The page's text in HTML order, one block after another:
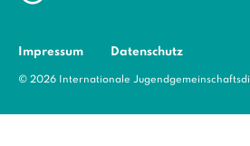
Impressum Datenschutz
© 2026 Internationale